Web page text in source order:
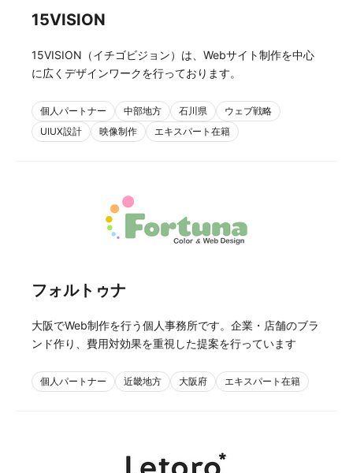
15VISION
15VISION（イチゴビジョン）は、Webサイト制作を中心
に広くデザインワークを行っております。
個人パートナー 中部地方 石川県
ウェブ戦略
UIUX設計
映像制作 エキスパート在籍
フォルトゥナ
大阪でWeb制作を行う個人事務所です。企業・店舗のブラ
ンド作り、費用対効果を重視した提案を行っています
個人パートナー 近畿地方 大阪府 エキスパート在籍